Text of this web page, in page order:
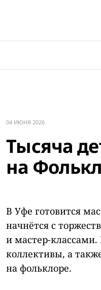
04 ИЮНЯ 2026
Тысяча
на
В Уфе готовится
начнётся с
и мастер-
коллективы, а
на фольклоре.